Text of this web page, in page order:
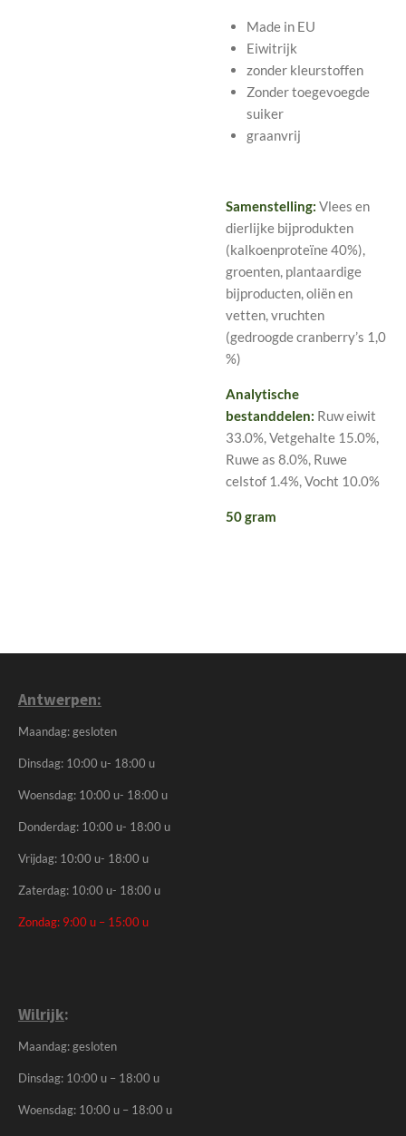
Made in EU
Eiwitrijk
zonder kleurstoffen
Zonder toegevoegde
suiker
graanvrij
Samenstelling: Vlees en
dierlijke bijprodukten
(kalkoenproteïne 40%),
groenten, plantaardige
bijproducten, oliën en
vetten, vruchten
(gedroogde cranberry’s 1,0
%)
Analytische
bestanddelen: Ruw eiwit
33.0%, Vetgehalte 15.0%,
Ruwe as 8.0%, Ruwe
celstof 1.4%, Vocht 10.0%
50 gram
Antwerpen:
Maandag: gesloten
Dinsdag: 10:00 u- 18:00 u
Woensdag: 10:00 u- 18:00 u
Donderdag: 10:00 u- 18:00 u
Vrijdag: 10:00 u- 18:00 u
Zaterdag: 10:00 u- 18:00 u
Zondag: 9:00 u – 15:00 u
Wilrijk:
Maandag: gesloten
Dinsdag: 10:00 u – 18:00 u
Woensdag: 10:00 u – 18:00 u